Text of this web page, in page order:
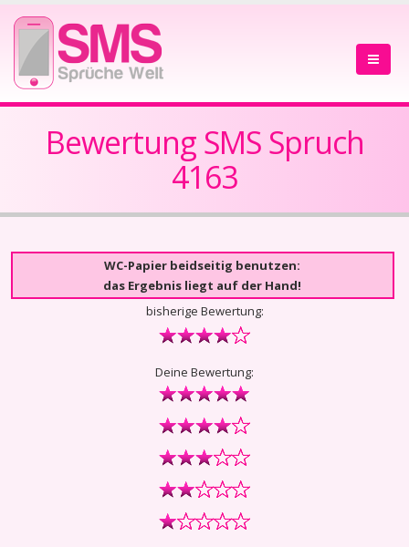
Bewertung SMS Spruch
4163
WC-Papier beidseitig benutzen:
das Ergebnis liegt auf der Hand!
bisherige Bewertung:
Deine Bewertung: